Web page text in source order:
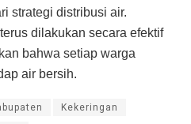
strategi distribusi air.
dilakukan secara efektif
bahwa setiap warga
air bersih.
Kekeringan